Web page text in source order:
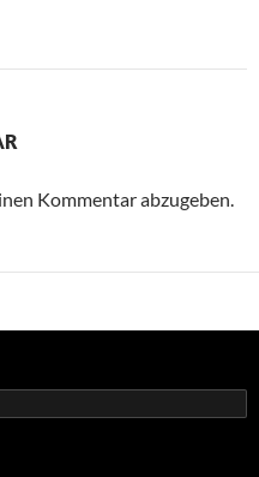
Kommentar abzugeben.